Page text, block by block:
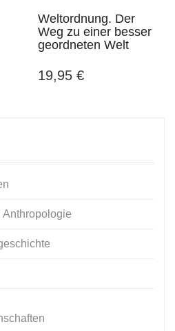
Weltordnung. Der
Weg zu einer besser
geordneten Welt
19,95 €
Anthropologie